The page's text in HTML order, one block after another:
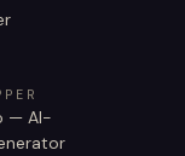
— AI-